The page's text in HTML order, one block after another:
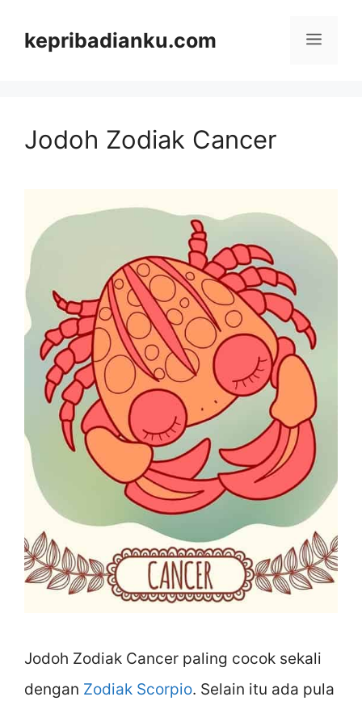
kepribadianku.com Menu
Jodoh Zodiak Cancer
Jodoh Zodiak Cancer paling cocok sekali
dengan Zodiak Scorpio. Selain itu ada pula